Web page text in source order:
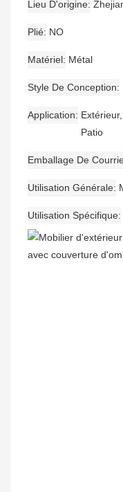
Lieu D'origine
Plié NO
Matériel Métal
Style De Conception
Application
Patio
Emballage De
Utilisation Générale
Utilisation Spécifique